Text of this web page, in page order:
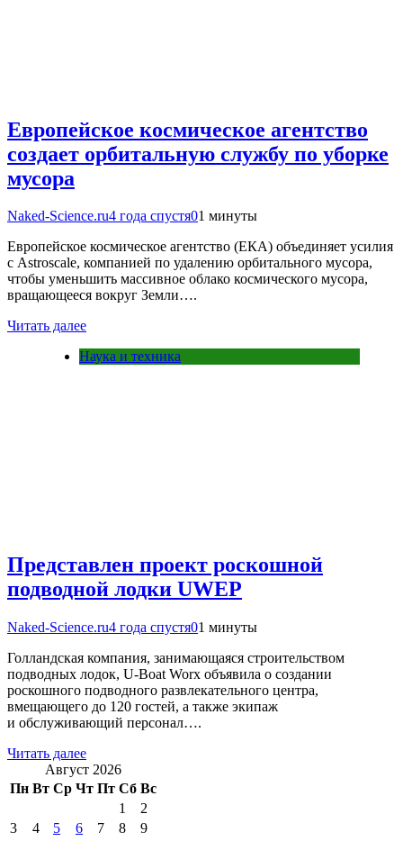
Европейское космическое агентство
создает орбитальную службу по уборке
мусора
Naked-Science.ru4 года спустя01 минуты
Европейское космическое агентство (ЕКА) объединяет усилия
с Astroscale, компанией по удалению орбитального мусора,
чтобы уменьшить массивное облако космического мусора,
вращающееся вокруг Земли….
Читать далее
Наука и техника
Представлен проект роскошной
подводной лодки UWEP
Naked-Science.ru4 года спустя01 минуты
Голландская компания, занимающаяся строительством
подводных лодок, U-Boat Worx объявила о создании
роскошного подводного развлекательного центра,
вмещающего до 120 гостей, а также экипаж
и обслуживающий персонал….
Читать далее
Август 2026
Пн Вт Ср Чт Пт Сб Вс
1
2
3
4 5 6 7 8
9